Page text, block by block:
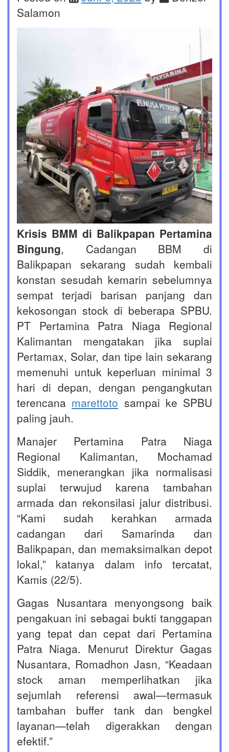
Salamon
Krisis BMM di Balikpapan Pertamina
Bingung, Cadangan BBM di
Balikpapan sekarang sudah kembali
konstan sesudah kemarin sebelumnya
sempat terjadi barisan panjang dan
kekosongan stock di beberapa SPBU.
PT Pertamina Patra Niaga Regional
Kalimantan mengatakan jika suplai
Pertamax, Solar, dan tipe lain sekarang
memenuhi untuk keperluan minimal 3
hari di depan, dengan pengangkutan
terencana marettoto sampai ke SPBU
paling jauh.
Manajer Pertamina Patra Niaga
Regional Kalimantan, Mochamad
Siddik, menerangkan jika normalisasi
suplai terwujud karena tambahan
armada dan rekonsilasi jalur distribusi.
“Kami sudah kerahkan armada
cadangan dari Samarinda dan
Balikpapan, dan memaksimalkan depot
lokal,” katanya dalam info tercatat,
Kamis (22/5).
Gagas Nusantara menyongsong baik
pengakuan ini sebagai bukti tanggapan
yang tepat dan cepat dari Pertamina
Patra Niaga. Menurut Direktur Gagas
Nusantara, Romadhon Jasn, “Keadaan
stock aman memperlihatkan jika
sejumlah referensi awal—termasuk
tambahan buffer tank dan bengkel
layanan—telah digerakkan dengan
efektif.”